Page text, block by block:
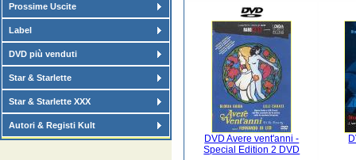
Prossime Uscite
Label
DVD più venduti
Star & Starlette
Star & Starlette XXX
Autori & Registi Kult
DVD Avere vent'anni -
Special Edition 2 DVD